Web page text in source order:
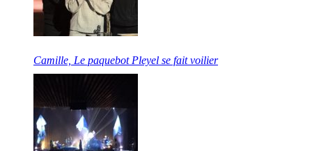
Camille, Le paquebot Pleyel se fait voilier